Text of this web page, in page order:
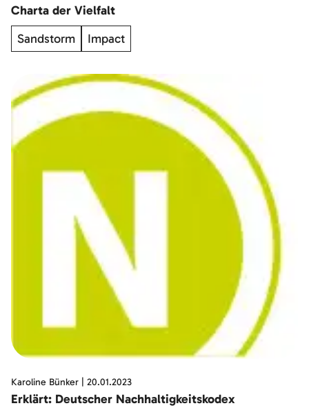
Charta der Vielfalt
Sandstorm
Impact
Karoline Bünker 20.01.2023
Erklärt: Deutscher Nachhaltigkeitskodex